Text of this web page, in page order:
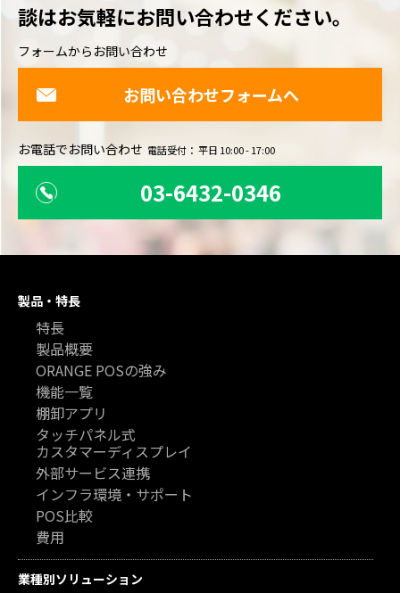
談はお気軽にお問い合わせください。
フォームからお問い合わせ
お問い合わせフォームへ
お電話でお問い合わせ 電話受付： 平日 10:00 - 17:00
03-6432-0346
製品・特長
特長
製品概要
ORANGE POSの強み
機能一覧
棚卸アプリ
タッチパネル式
カスタマーディスプレイ
外部サービス連携
インフラ環境・サポート
POS比較
費用
業種別ソリューション